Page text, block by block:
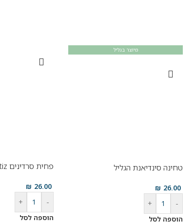
מיוצר בגליל
טחינה סינדיאנת הגליל
26.00
₪
-
+
הוספה לסל
פחית סרדינים Ortiz
26.00
₪
-
+
הוספה לסל